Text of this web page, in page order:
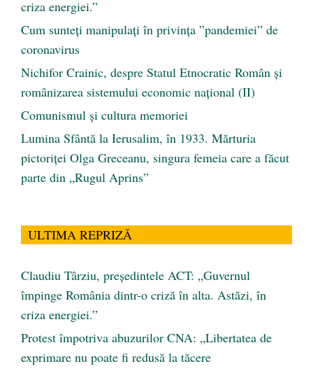
criza energiei.”
Cum sunteți manipulați în privința ”pandemiei” de
coronavirus
Nichifor Crainic, despre Statul Etnocratic Român şi
românizarea sistemului economic naţional (II)
Comunismul şi cultura memoriei
Lumina Sfântă la Ierusalim, în 1933. Mărturia
pictoriței Olga Greceanu, singura femeia care a făcut
parte din „Rugul Aprins”
ULTIMA REPRIZĂ
Claudiu Târziu, președintele ACT: „Guvernul
împinge România dintr-o criză în alta. Astăzi, în
criza energiei.”
Protest împotriva abuzurilor CNA: „Libertatea de
exprimare nu poate fi redusă la tăcere